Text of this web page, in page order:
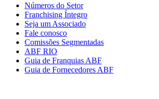
Números do Setor
Franchising Íntegro
Seja um Associado
Fale conosco
Comissões Segmentadas
ABF RIO
Guia de Franquias ABF
Guia de Fornecedores ABF